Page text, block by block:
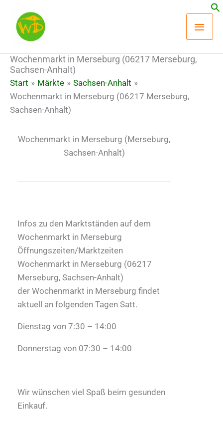
Inhalt
springen
Wochenmarkt in Merseburg (06217 Merseburg,
Sachsen-Anhalt)
Start Märkte
Sachsen-Anhalt
Wochenmarkt in Merseburg (06217 Merseburg,
Sachsen-Anhalt)
Wochenmarkt in Merseburg (Merseburg,
Sachsen-Anhalt)
Infos zu den Marktständen auf dem
Wochenmarkt in Merseburg
Öffnungszeiten/Marktzeiten
Wochenmarkt in Merseburg (06217
Merseburg, Sachsen-Anhalt)
der Wochenmarkt in Merseburg findet
aktuell an folgenden Tagen Satt.
Dienstag von 7:30 – 14:00
Donnerstag von 07:30 – 14:00
Wir wünschen viel Spaß beim gesunden
Einkauf.